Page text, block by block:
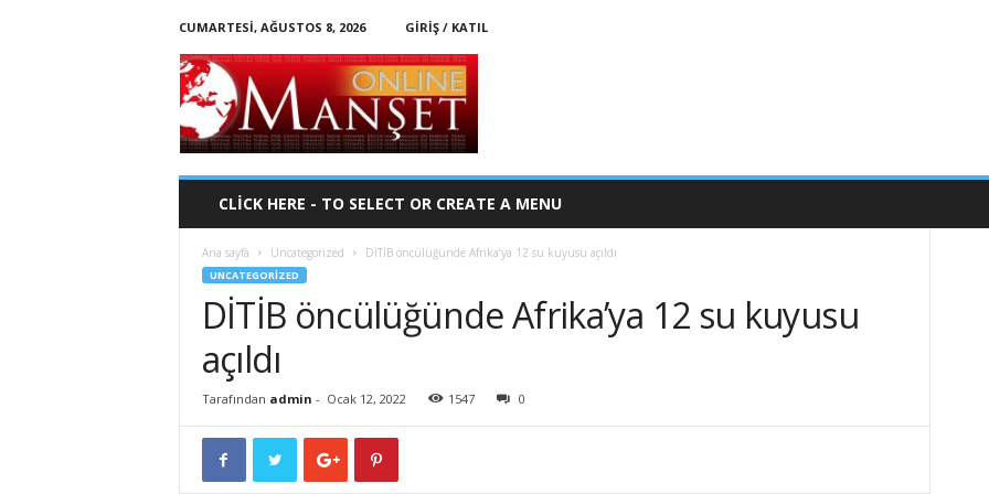
CUMARTESI, AĞUSTOS 8, 2026
GIRIŞ / KATIL
O
n
i
n
CLICK HERE - TO SELECT OR CREATE A MENU
Ana sayfa Uncategorized DİTİB öncülüğünde Afrika’ya 12 su kuyusu açıldı
UNCATEGORIZED
DİTİB öncülüğünde Afrika’ya 12 su kuyusu
açıldı
Tarafından admin - Ocak 12, 2022 1547 0